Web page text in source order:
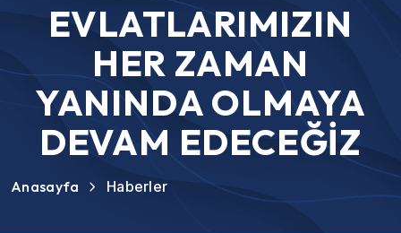
EVLATLARIMIZIN
HER ZAMAN
YANINDA OLMAYA
DEVAM EDECEĞİZ
Anasayfa Haberler